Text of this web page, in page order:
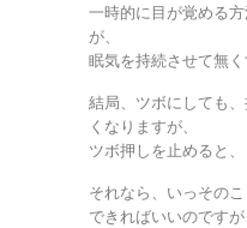
一時的に目が覚める
が、
眠気を持続させて無く
結局、ツボにしても
くなりますが、
ツボ押しを止めると
それなら、いっその
できればいいのですが